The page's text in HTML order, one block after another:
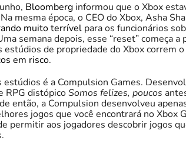
Bloomberg informou que o Xbox
mesma época, o CEO do Xbox, Asha
muito terrível para os funcionários
semana depois, esse “reset” começa
estúdios de propriedade do Xbox correm
em risco.
estúdios é a Compulsion Games.
RPG distópicoSomos felizes, poucos
então, a Compulsion desenvolveu
jogos que você encontrará no Xbox
permitir aos jogadores descobrir jogos